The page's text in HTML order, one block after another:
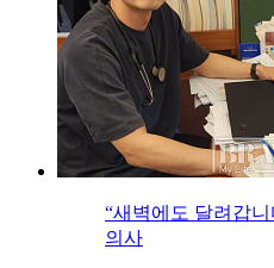
“새벽에도 달려갑
의사